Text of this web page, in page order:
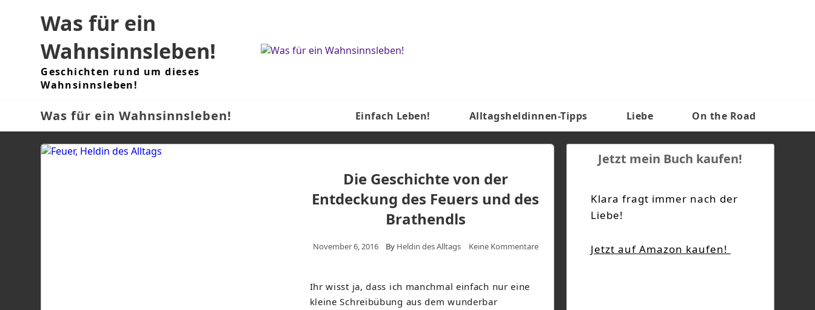
Was für ein
Wahnsinnsleben!
Geschichten rund um dieses
Wahnsinnsleben!
Was für ein Wahnsinnsleben! Einfach Leben! Alltagsheldinnen-Tipps Liebe On the Road
Die Geschichte von der
Entdeckung des Feuers und des
Brathendls
November 6, 2016 By Heldin des Alltags Keine Kommentare
Ihr wisst ja, dass ich manchmal einfach nur eine
kleine Schreibübung aus dem wunderbar
Jetzt mein Buch kaufen!
Klara fragt immer nach der
Liebe!
Jetzt auf Amazon kaufen!